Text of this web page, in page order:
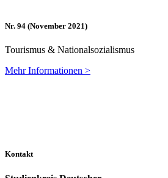
Nr. 94 (No­vem­ber 2021)
Tou­ris­mus & Nationalsozialismus
Mehr In­for­ma­tio­nen >
Kontakt